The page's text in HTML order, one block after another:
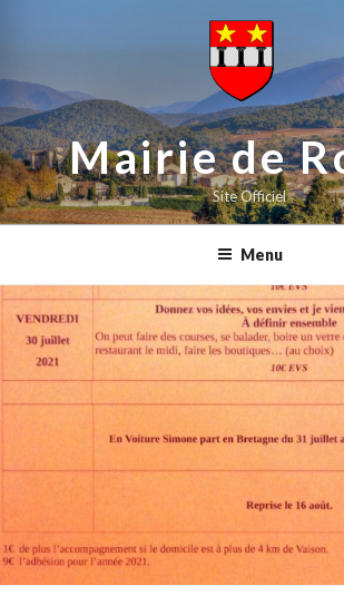
principal
Mairie de
Site Officiel
Menu